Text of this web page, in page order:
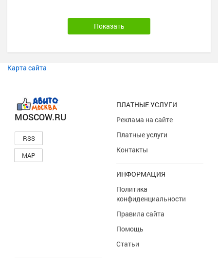
Карта сайта
MOSCOW.RU
RSS
MAP
ПЛАТНЫЕ УСЛУГИ
Реклама на сайте
Платные услуги
Контакты
ИНФОРМАЦИЯ
Политика
конфиденциальности
Правила сайта
Помощь
Статьи